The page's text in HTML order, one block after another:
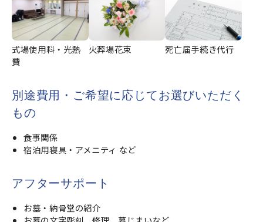
式場使用料・光熱
費
火葬場花束 死亡届手続き代行
別途費用・ご希望に応じてお選びいただく
もの
食事関係
宿泊用寝具・アメニティ など
アフターサポート
お墓・納骨堂の紹介